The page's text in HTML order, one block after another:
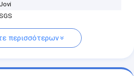
Jovi
περισσότερων